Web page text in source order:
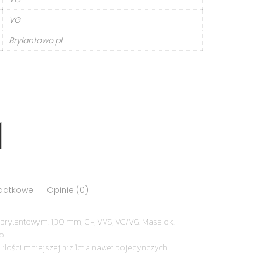
VG
Brylantowo.pl
Opinie (0)
1,30 mm, G+, VVS, VG/VG. Masa ok.:
mniejszej niż 1ct a nawet pojedynczych